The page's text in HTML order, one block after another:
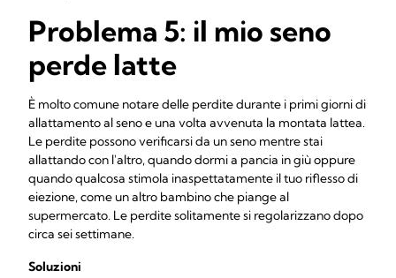
Problema 5: il mio seno
perde latte
È molto comune notare delle perdite durante i primi giorni di
allattamento al seno e una volta avvenuta la montata lattea.
Le perdite possono verificarsi da un seno mentre stai
allattando con l'altro, quando dormi a pancia in giù oppure
quando qualcosa stimola inaspettatamente il tuo riflesso di
eiezione, come un altro bambino che piange al
supermercato. Le perdite solitamente si regolarizzano dopo
circa sei settimane.
Soluzioni